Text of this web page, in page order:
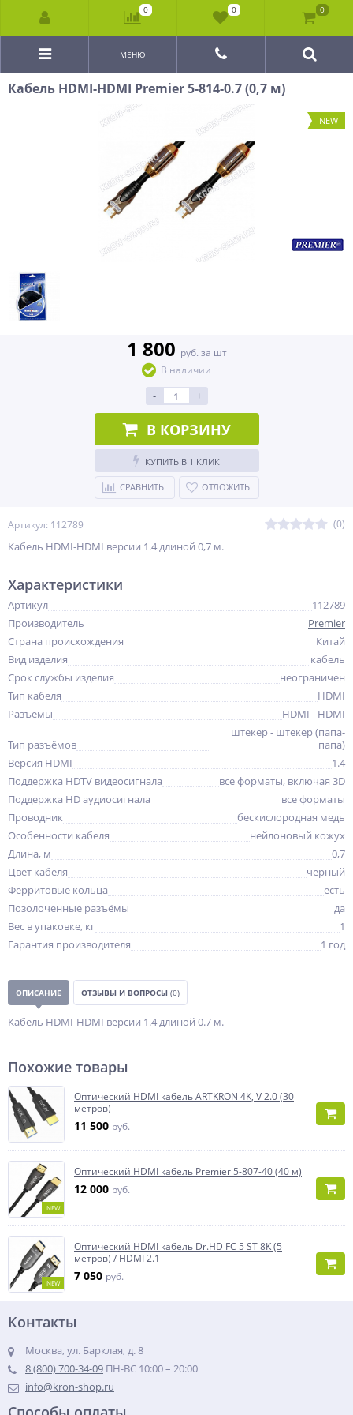
МЕНЮ
Кабель HDMI-HDMI Premier 5-814-0.7 (0,7 м)
NEW
Артикул: 112789 (0)
Кабель HDMI-HDMI версии 1.4 длиной 0,7 м.
1 800 руб. за шт
В наличии
- +
В КОРЗИНУ
КУПИТЬ В 1 КЛИК
СРАВНИТЬ ОТЛОЖИТЬ
Характеристики
Артикул
112789
Производитель
Premier
Страна происхождения
Китай
Вид изделия
кабель
Срок службы изделия
неограничен
Тип кабеля
HDMI
Разъёмы
HDMI - HDMI
Тип разъёмов
штекер - штекер (папа-
папа)
Версия HDMI
1.4
Поддержка HDTV видеосигнала
все форматы, включая 3D
Поддержка HD аудиосигнала
все форматы
Проводник
бескислородная медь
Особенности кабеля
нейлоновый кожух
Длина, м
0,7
Цвет кабеля
черный
Ферритовые кольца
есть
Позолоченные разъёмы
да
Вес в упаковке, кг
1
Гарантия производителя
1 год
ОПИСАНИЕ ОТЗЫВЫ И ВОПРОСЫ (0)
Кабель HDMI-HDMI версии 1.4 длиной 0.7 м.
Похожие товары
Оптический HDMI кабель ARTKRON 4K, V 2.0 (30
метров)
11 500 руб.
NEW
Оптический HDMI кабель Premier 5-807-40 (40 м)
12 000 руб.
NEW
Оптический HDMI кабель Dr.HD FC 5 ST 8K (5
метров) / HDMI 2.1
7 050 руб.
Контакты
Москва, ул. Барклая, д. 8
8 (800) 700-34-09 ПН-ВС 10:00 – 20:00
info@kron-shop.ru
0 0 0